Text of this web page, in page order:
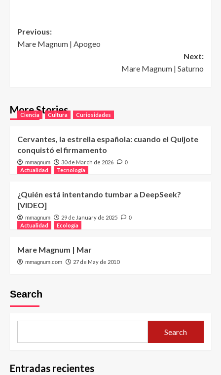
Post
navigation
Previous:
Mare Magnum | Apogeo
Next:
Mare Magnum | Saturno
More Stories
Ciencia Cultura Curiosidades
Cervantes, la estrella española: cuando el Quijote
conquistó el firmamento
mmagnum 30 de March de 2026 0
Actualidad Tecnología
¿Quién está intentando tumbar a DeepSeek?
[VIDEO]
mmagnum 29 de January de 2025 0
Actualidad Ecología
Mare Magnum | Mar
mmagnum.com 27 de May de 2010
Search
Search
Entradas recientes